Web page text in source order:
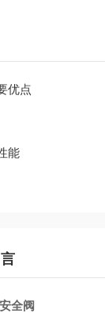
优点
能
全阀